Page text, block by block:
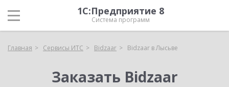
1С:Предприятие 8
Система программ
Главная Сервисы ИТС Bidzaar Bidzaar в Лысьве
Заказать Bidzaar